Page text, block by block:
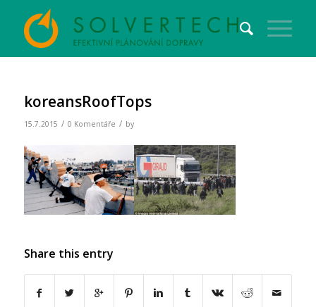
koreansRoofTops
15.7.2015 / 0 Komentáře / by
Share this entry